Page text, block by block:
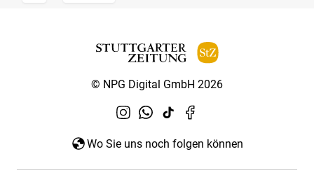
© NPG Digital GmbH 2026
Wo Sie uns noch folgen können